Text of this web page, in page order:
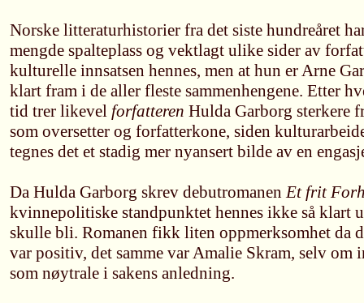
Norske litteraturhistorier fra det siste hundreåret
mengde spalteplass og vektlagt ulike sider av
kulturelle innsatsen hennes, men at hun er Arne
klart fram i de aller fleste sammenhengene. Etter
tid trer likevel forfatteren Hulda Garborg sterkere
som oversetter og forfatterkone, siden
tegnes det et stadig mer nyansert bilde av en
Da Hulda Garborg skrev debutromanenEt frit
kvinnepolitiske standpunktet hennes ikke så klart
skulle bli. Romanen fikk liten oppmerksomhet da
var positiv, det samme var Amalie Skram, selv om
som nøytrale i sakens anledning.